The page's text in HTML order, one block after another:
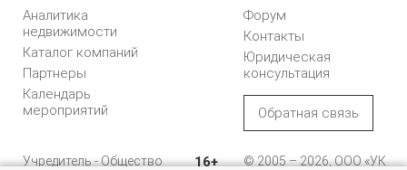
Аналитика
недвижимости
Каталог компаний
Партнеры
Календарь
мероприятий
Форум
Контакты
Юридическая
консультация
Обратная связь
Учредитель - Общество
16+
© 2005 – 2026, ООО «УК